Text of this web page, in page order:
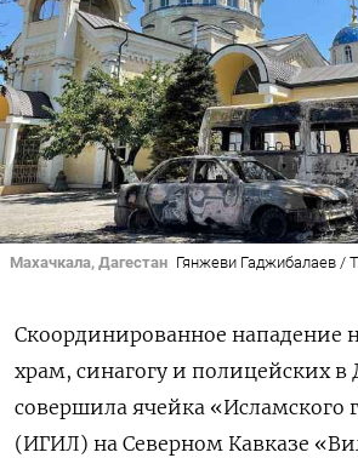
Махачкала, Дагестан Гянжеви Гаджибалаев /
Скоординированное нападение
храм, синагогу и полицейских в
совершила ячейка «Исламского
(ИГИЛ) на Северном Кавказе